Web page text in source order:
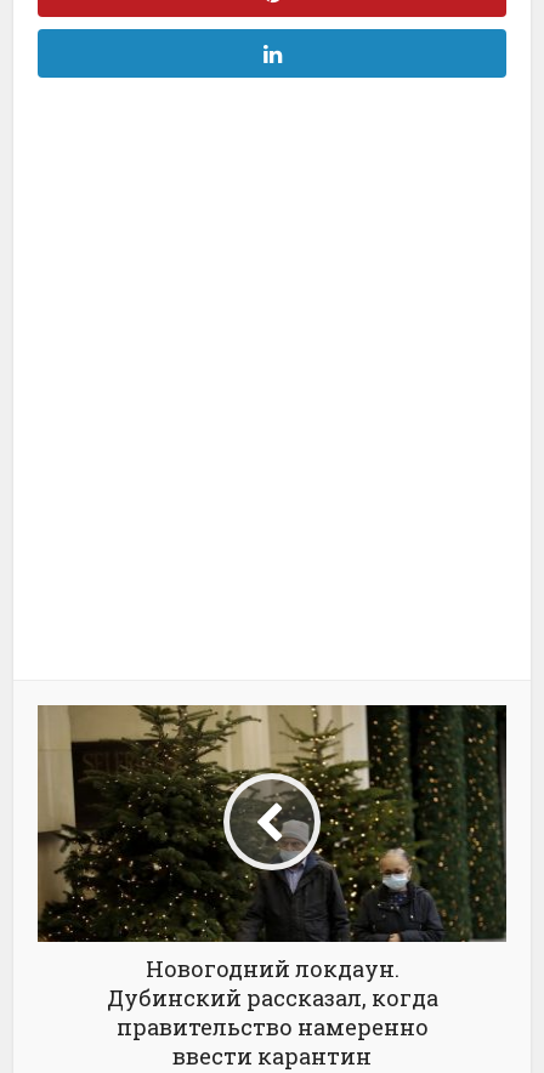
Новогодний локдаун.
Дубинский рассказал, когда
правительство намеренно
ввести карантин